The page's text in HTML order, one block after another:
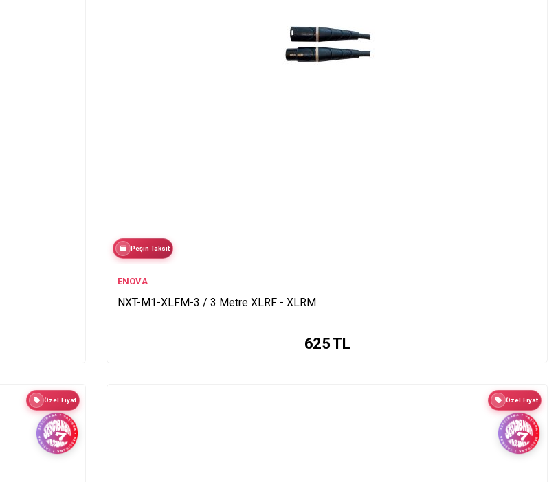
Peşin Taksit
ENOVA
NXT-M1-XLFM-3 / 3 Metre XLRF - XLRM
625TL
Özel Fiyat Özel Fiyat